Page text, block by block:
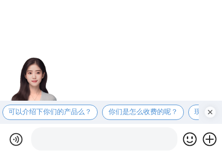
可以介绍下你们的产品么？ 你们是怎么收费的呢？ 现在有